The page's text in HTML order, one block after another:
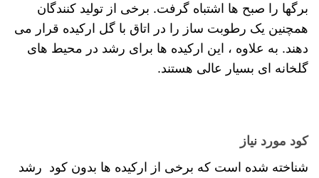
برگها را صبح ها اشتباه گرفت. برخی از تولید کنندگان
همچنین یک رطوبت ساز را در اتاق با گل ارکیده قرار می
دهند. به علاوه ، این ارکیده ها برای رشد در محیط های
گلخانه ای بسیار عالی هستند.
کود مورد نیاز
شناخته شده است که برخی از ارکیده ها بدون کود رشد